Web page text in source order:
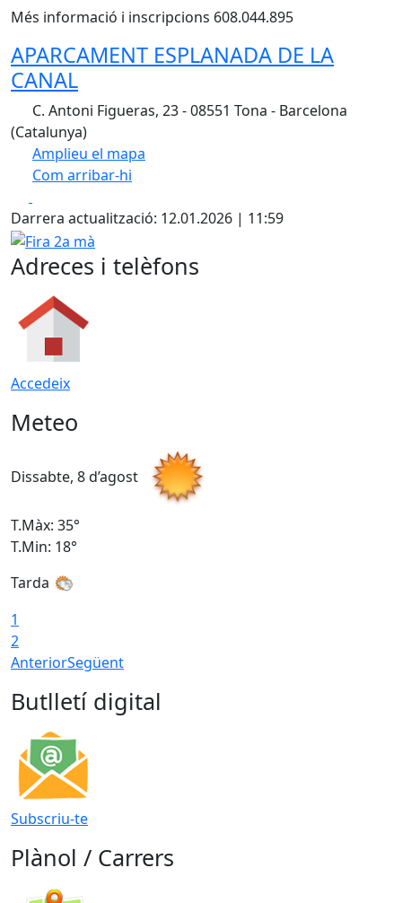
Més informació i inscripcions 608.044.895
APARCAMENT ESPLANADA DE LA
CANAL
C. Antoni Figueras, 23 - 08551 Tona - Barcelona
(Catalunya)
Amplieu el mapa
Com arribar-hi
+
−
Darrera actualització: 12.01.2026 | 11:59
Fira 2a mà
Adreces i telèfons
Accedeix
Meteo
Dissabte, 8 d’agost
T.Màx: 35°
T.Min: 18°
Tarda
1
2
AnteriorSegüent
Butlletí digital
Subscriu-te
Plànol / Carrers